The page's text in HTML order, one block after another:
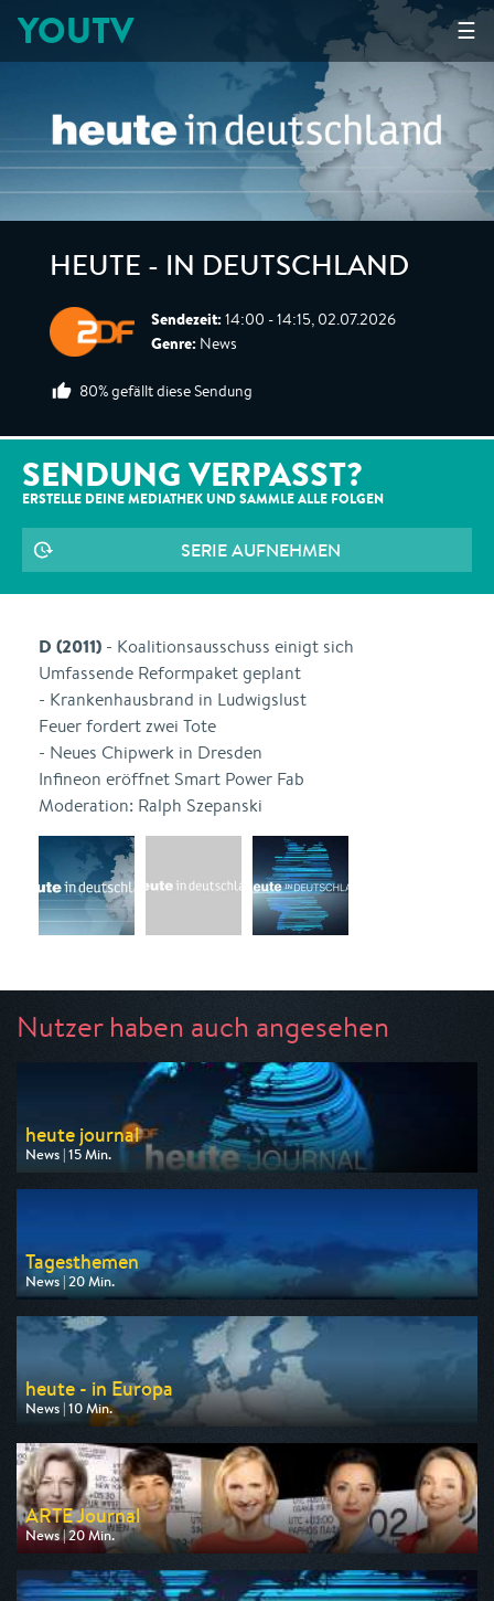
☰
YOUTV
HEUTE - IN DEUTSCHLAND
Sendezeit: 14:00 - 14:15, 02.07.2026
Genre: News
80% gefällt diese Sendung
SENDUNG VERPASST?
ERSTELLE DEINE MEDIATHEK UND SAMMLE ALLE FOLGEN
SERIE AUFNEHMEN
D (2011) - Koalitionsausschuss einigt sich
Umfassende Reformpaket geplant
- Krankenhausbrand in Ludwigslust
Feuer fordert zwei Tote
- Neues Chipwerk in Dresden
Infineon eröffnet Smart Power Fab
Moderation: Ralph Szepanski
Nutzer haben auch angesehen
heute journal
News | 15 Min.
Ausgestrahlt von ZDF
am 08.08.2026, 23:15
Tagesthemen
News | 20 Min.
Ausgestrahlt von ARD
am 08.08.2026, 21:45
heute - in Europa
News | 10 Min.
Ausgestrahlt von ZDF
am 10.08.2026, 16:00
ARTE Journal
News | 20 Min.
Ausgestrahlt von arte
am 08.08.2026, 19:20